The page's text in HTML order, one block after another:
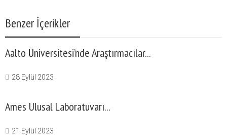
Benzer İçerikler
Aalto Üniversitesi’nde Araştırmacılar...
28 Eylül 2023
Ames Ulusal Laboratuvarı...
21 Eylül 2023